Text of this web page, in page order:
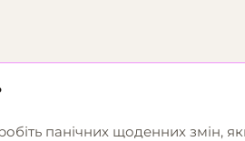
панічних щоденних змін,